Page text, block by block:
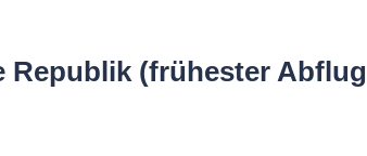
Republik (frühester Abflug